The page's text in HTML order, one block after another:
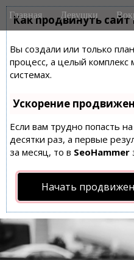
Как продвинуть
Вы создали или только
процесс, а целый
системах.
Ускорение
Если вам трудно попасть
десятки раз, а первые
за месяц, то в SeoHammer
Начать
M
a
n
m
e
n
u
i
Главная Девушки